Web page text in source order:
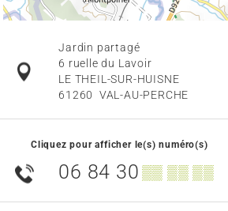
Jardin partagé
6 ruelle du Lavoir
LE THEIL-SUR-HUISNE
61260 VAL-AU-PERCHE
Cliquez pour afficher le(s) numéro(s)
06 84 30 ▒▒ ▒▒ ▒▒